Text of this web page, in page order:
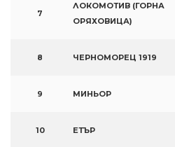
7
ЛОКОМОТИВ (ГОРНА
ОРЯХОВИЦА)
8 ЧЕРНОМОРЕЦ 1919
9 МИНЬОР
10 ЕТЪР